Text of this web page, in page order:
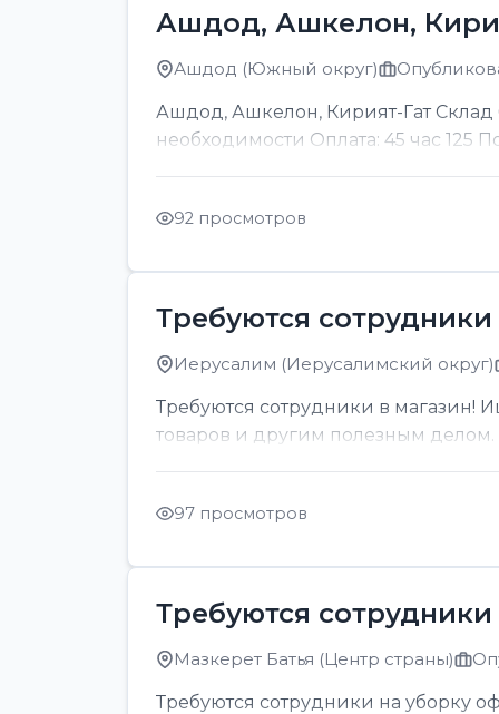
Ашдод, Ашкелон,
Ашдод (Южный округ)
Ашдод, Ашкелон, Кирият-Гат Склад
необходимости Оплата: 45 час 125
92 просмотров
Требуются сотрудники
Иерусалим (Иерусалимский округ)
Требуются сотрудники в магазин!
товаров и другим полезным делом.
97 просмотров
Требуются
Мазкерет Батья (Центр страны)
Требуются сотрудники на уборку